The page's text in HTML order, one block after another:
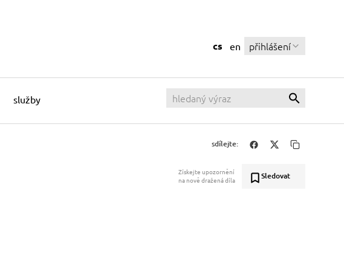
služby
cs en přihlášení
sdílejte:
Získejte upozornění
na nově dražená díla
Sledovat